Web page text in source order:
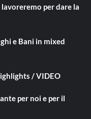
per dare la
e Bani in mixed
/ VIDEO
per noi e per il